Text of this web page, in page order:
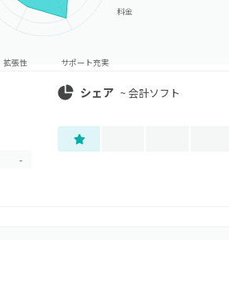
料金
サポート充実
拡張性
-
シェア ~会計ソフト